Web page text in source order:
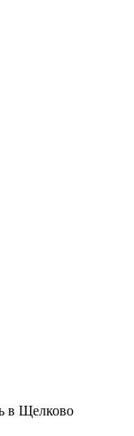
в Щелково